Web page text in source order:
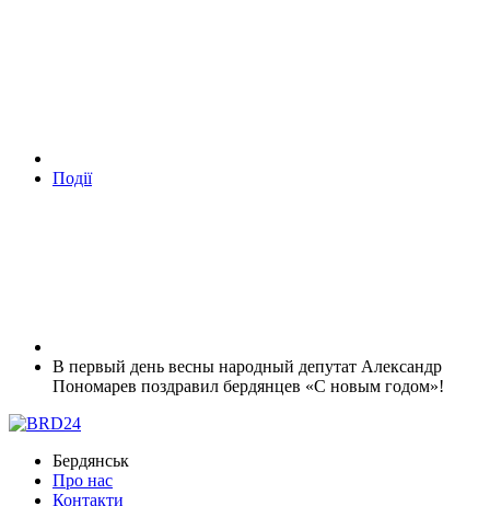
Події
В первый день весны народный депутат Александр
Пономарев поздравил бердянцев «С новым годом»!
Бердянськ
Про нас
Контакти